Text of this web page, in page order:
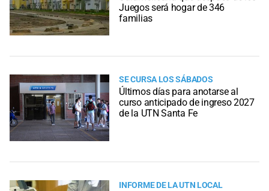
Juegos será hogar de 346
familias
SE CURSA LOS SÁBADOS
Últimos días para anotarse al
curso anticipado de ingreso 2027
de la UTN Santa Fe
INFORME DE LA UTN LOCAL